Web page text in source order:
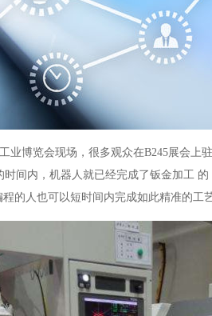
业博览会现场，很多观众在B245展会上
间内，机器人就已经完成了钣金加工 的
的人也可以短时间内完成如此精准的工